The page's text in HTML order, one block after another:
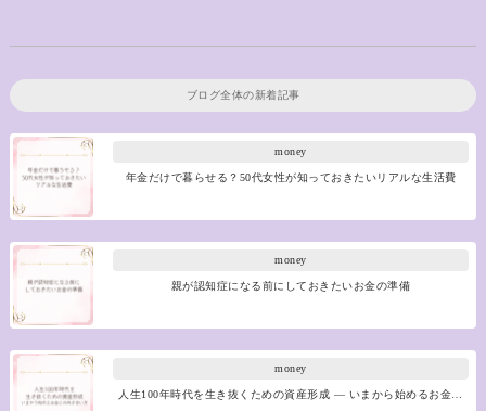
ブログ全体の新着記事
money
年金だけで暮らせる？50代女性が知っておきたいリアルな生活費
money
親が認知症になる前にしておきたいお金の準備
money
人生100年時代を生き抜くための資産形成 ― いまから始めるお金…